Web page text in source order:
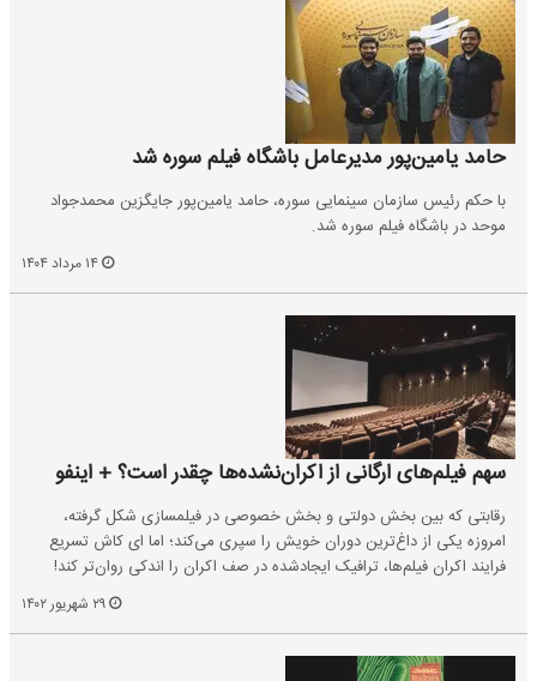
حامد یامین‌پور مدیرعامل باشگاه فیلم سوره شد
با حکم رئیس سازمان سینمایی سوره، حامد یامین‌پور جایگزین محمدجواد
موحد در باشگاه فیلم سوره شد.
سهم فیلم‌های ارگانی از اکران‌نشده‌ها چقدر است؟ + اینفو
رقابتی که بین بخش دولتی و بخش خصوصی در فیلمسازی شکل گرفته،
امروزه یکی از داغ‌ترین دوران خویش را سپری می‌کند؛ اما ای کاش تسریع
فرایند اکران فیلم‌ها، ترافیک ایجادشده در صف اکران را اندکی روان‌تر کند!